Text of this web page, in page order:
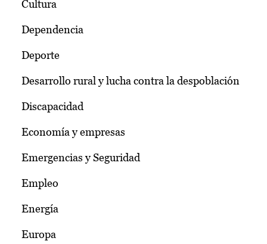
Cultura
Dependencia
Deporte
Desarrollo rural y lucha contra la despoblación
Discapacidad
Economía y empresas
Emergencias y Seguridad
Empleo
Energía
Europa